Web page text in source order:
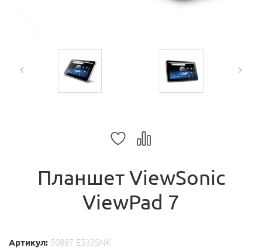
Планшет ViewSonic
ViewPad 7
Артикул: 50887-E533SNK